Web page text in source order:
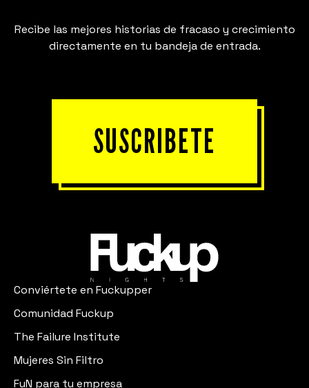
Recibe las mejores historias de fracaso y crecimiento
directamente en tu bandeja de entrada.
SUSCRIBETE
Conviértete en Fuckupper
Comunidad Fuckup
The Failure Institute
Mujeres Sin Filtro
FuN para tu empresa